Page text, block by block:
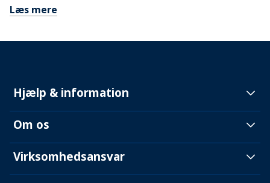
Læs mere
Hjælp & information
Om os
Virksomhedsansvar